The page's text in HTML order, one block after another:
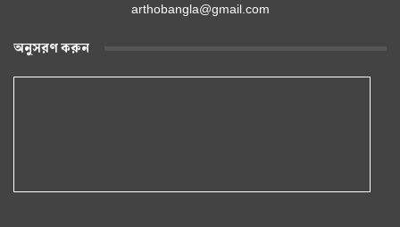
arthobangla@gmail.com
অনুসরণ করুন